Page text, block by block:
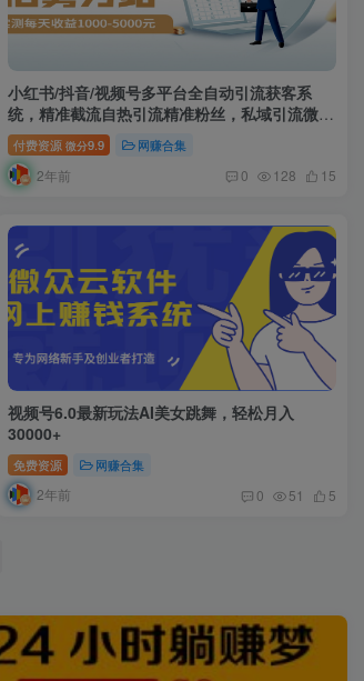
小红书/抖音/视频号多平台全自动引流获客系
统，精准截流自热引流精准粉丝，私域引流微信
每天1000+
付费资源 微分9.9 网赚合集
2年前 0 128 15
视频号6.0最新玩法AI美女跳舞，轻松月入
30000+
免费资源 网赚合集
2年前 0 51 5